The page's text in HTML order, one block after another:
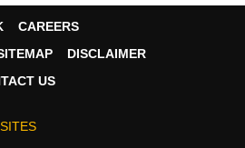
की. सैकनिल्क के अनुसार, फिल्म ने
CAREERS
DISCLAIMER
US